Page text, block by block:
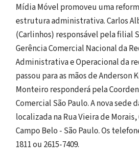
Mídia Móvel promoveu uma
estrutura administrativa. Carlos
(Carlinhos) responsável pela filial
Gerência Comercial Nacional da
Administrativa e Operacional da
passou para as mãos de Anderson
Monteiro responderá pela
Comercial São Paulo. A nova sede
localizada na Rua Vieira de Morais,
Campo Belo - São Paulo. Os
1811 ou 2615-7409.